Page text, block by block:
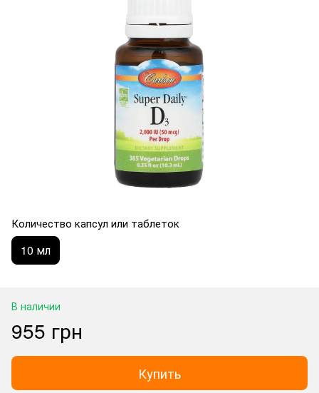
Количество капсул или таблеток
10 мл
В наличии
955 грн
Купить